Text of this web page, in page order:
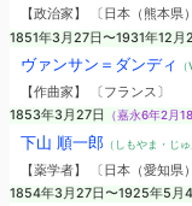
【政治家】 〔日本（熊本県
1851年3月27日〜1931年12月
ヴァンサン＝ダンディ
【作曲家】 〔フランス〕
1853年3月27日
（嘉永6年2月18
下山 順一郎（しもやま・じゅ
【薬学者】 〔日本（愛知県
1854年3月27日〜1925年5月